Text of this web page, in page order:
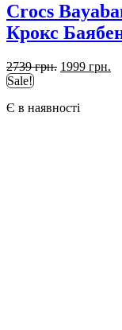
Crocs
Крокс
2739грн. Оригінальна
1999 грн.
Sale!
Є в наявності